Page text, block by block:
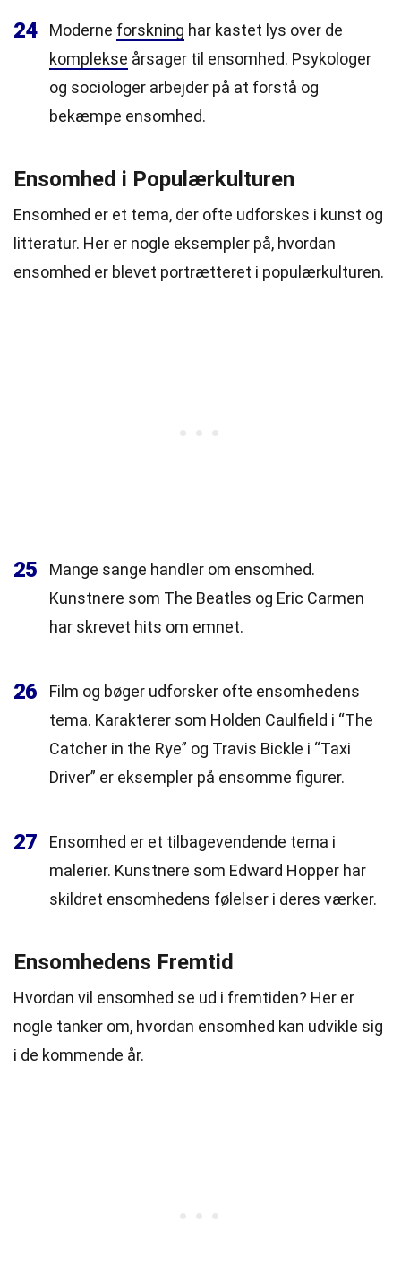
24 Moderne forskning har kastet lys over de
komplekse årsager til ensomhed. Psykologer
og sociologer arbejder på at forstå og
bekæmpe ensomhed.
Ensomhed i Populærkulturen
Ensomhed er et tema, der ofte udforskes i kunst og
litteratur. Her er nogle eksempler på, hvordan
ensomhed er blevet portrætteret i populærkulturen.
25
Mange sange handler om ensomhed.
Kunstnere som The Beatles og Eric Carmen
har skrevet hits om emnet.
26
Film og bøger udforsker ofte ensomhedens
tema. Karakterer som Holden Caulfield i “The
Catcher in the Rye” og Travis Bickle i “Taxi
Driver” er eksempler på ensomme figurer.
27
Ensomhed er et tilbagevendende tema i
malerier. Kunstnere som Edward Hopper har
skildret ensomhedens følelser i deres værker.
Ensomhedens Fremtid
Hvordan vil ensomhed se ud i fremtiden? Her er
nogle tanker om, hvordan ensomhed kan udvikle sig
i de kommende år.